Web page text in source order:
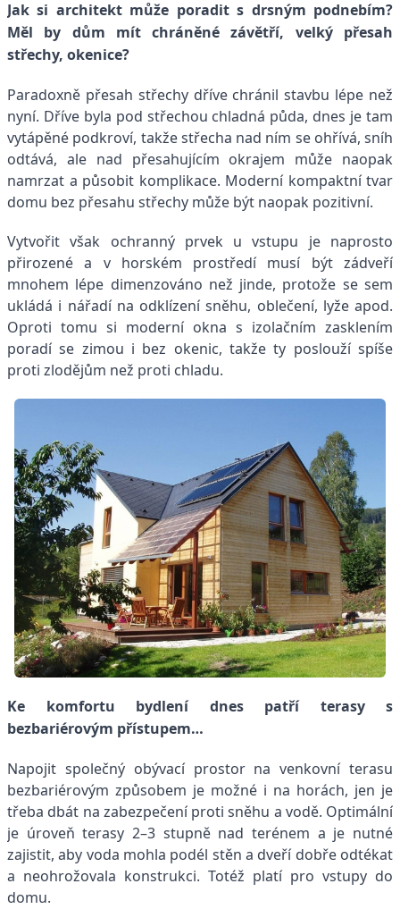
Jak si architekt může poradit s drsným podnebím?
Měl by dům mít chráněné závětří, velký přesah
střechy, okenice?
Paradoxně přesah střechy dříve chránil stavbu lépe než
nyní. Dříve byla pod střechou chladná půda, dnes je tam
vytápěné podkroví, takže střecha nad ním se ohřívá, sníh
odtává, ale nad přesahujícím okrajem může naopak
namrzat a působit komplikace. Moderní kompaktní tvar
domu bez přesahu střechy může být naopak pozitivní.
Vytvořit však ochranný prvek u vstupu je naprosto
přirozené a v horském prostředí musí být zádveří
mnohem lépe dimenzováno než jinde, protože se sem
ukládá i nářadí na odklízení sněhu, oblečení, lyže apod.
Oproti tomu si moderní okna s izolačním zasklením
poradí se zimou i bez okenic, takže ty poslouží spíše
proti zlodějům než proti chladu.
Ke komfortu bydlení dnes patří terasy s
bezbariérovým přístupem…
Napojit společný obývací prostor na venkovní terasu
bezbariérovým způsobem je možné i na horách, jen je
třeba dbát na zabezpečení proti sněhu a vodě. Optimální
je úroveň terasy 2–3 stupně nad terénem a je nutné
zajistit, aby voda mohla podél stěn a dveří dobře odtékat
a neohrožovala konstrukci. Totéž platí pro vstupy do
domu.